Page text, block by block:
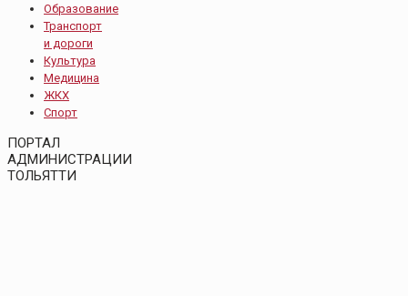
Образование
Транспорт
и дороги
Культура
Медицина
ЖКХ
Спорт
ПОРТАЛ
АДМИНИСТРАЦИИ
ТОЛЬЯТТИ